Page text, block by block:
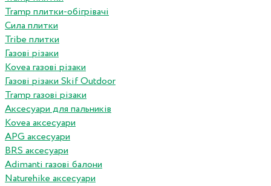
Tramp плитки-обігрівачі
Сила плитки
Tribe плитки
Газові різаки
Kovea газові різаки
Газові різаки Skif Outdoor
Tramp газові різаки
Аксесуари для пальників
Kovea аксесуари
APG аксесуари
BRS аксесуари
Adimanti газові балони
Naturehike аксесуари